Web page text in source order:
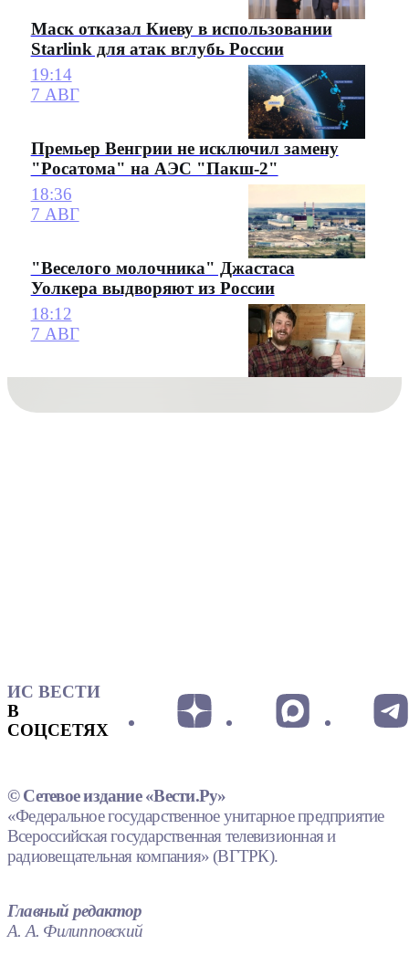
Маск отказал Киеву в использовании
Starlink для атак вглубь России
19:14
7 АВГ
Премьер Венгрии не исключил замену
"Росатома" на АЭС "Пакш-2"
18:36
7 АВГ
"Веселого молочника" Джастаса
Уолкера выдворяют из России
18:12
7 АВГ
ИС ВЕСТИ
В
СОЦСЕТЯХ
© Сетевое издание «Вести.Ру»
«Федеральное государственное унитарное предприятие
Всероссийская государственная телевизионная и
радиовещательная компания» (ВГТРК).
Главный редактор
А. А. Филипповский